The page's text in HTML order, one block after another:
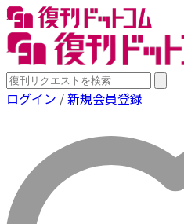
ログイン /新規会員登録